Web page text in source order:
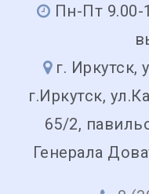
Пн-Пт 9.00-
г. Иркутск,
г.Иркутск,
65/2,
Генерала